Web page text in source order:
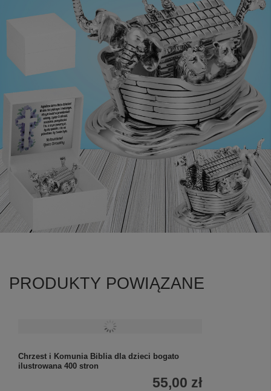
PRODUKTY POWIĄZANE
Chrzest i Komunia Biblia dla dzieci bogato
ilustrowana 400 stron
55,00 zł